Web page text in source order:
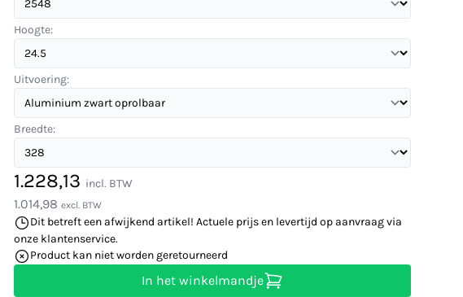
Hoogte:
Uitvoering:
Breedte:
1.228,13 incl. BTW
1.014,98 excl. BTW
Dit betreft een afwijkend artikel! Actuele prijs en levertijd op aanvraag via
onze klantenservice.
Product kan niet worden geretourneerd
In het winkelmandje